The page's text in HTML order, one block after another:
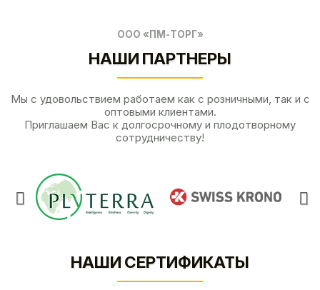
ООО «ПМ-ТОРГ»
НАШИ ПАРТНЕРЫ
Мы с удовольствием работаем как с розничными, так и с
оптовыми клиентами.
Приглашаем Вас к долгосрочному и плодотворному
сотрудничеству!
НАШИ СЕРТИФИКАТЫ